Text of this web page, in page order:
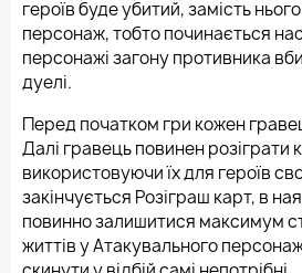
героїв буде убитий, замість
персонаж, тобто починається
персонажі загону противника
дуелі.
Перед початком гри кожен
Далі гравець повинен розіграти
використовуючи їх для героїв
закінчується Розіграш карт, в
повинно залишитися максимум
життів у Атакувального